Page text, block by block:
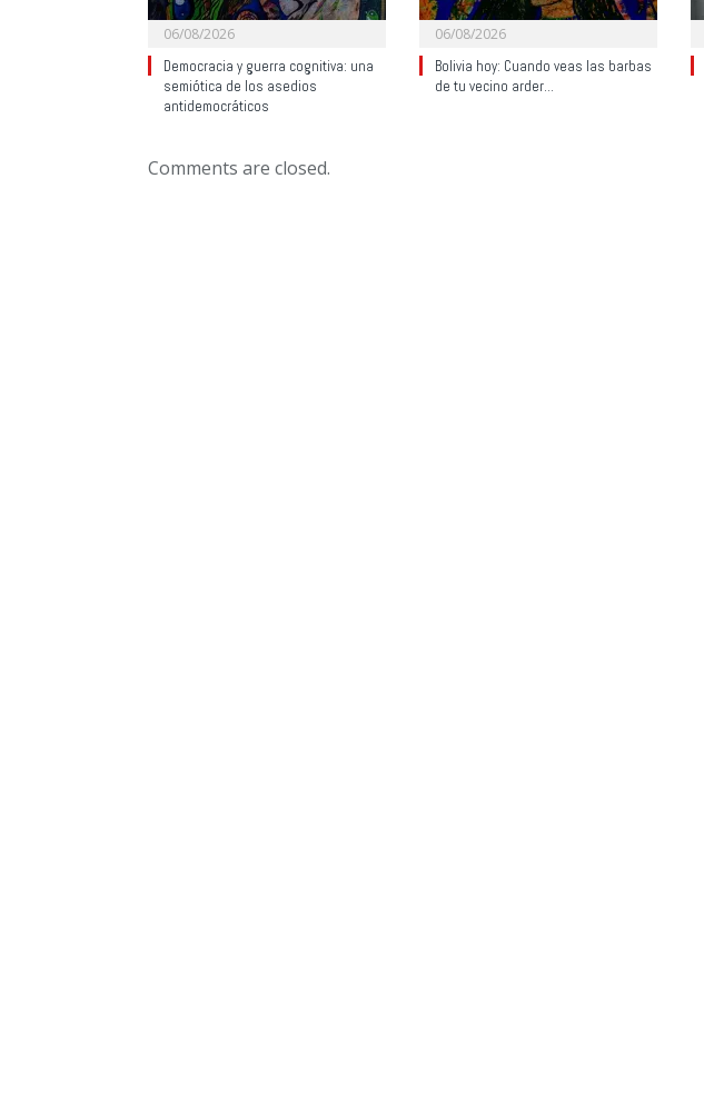
06/08/2026
Democracia y guerra cognitiva: una
semiótica de los asedios
antidemocráticos
06/08/2026
Bolivia hoy: Cuando veas las barbas
de tu vecino arder…
Comments are closed.